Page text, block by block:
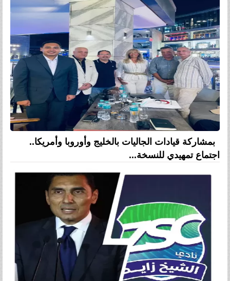
بمشاركة قيادات الجاليات بالخليج وأوروبا وأمريكا..
اجتماع تمهيدي للنسخة...